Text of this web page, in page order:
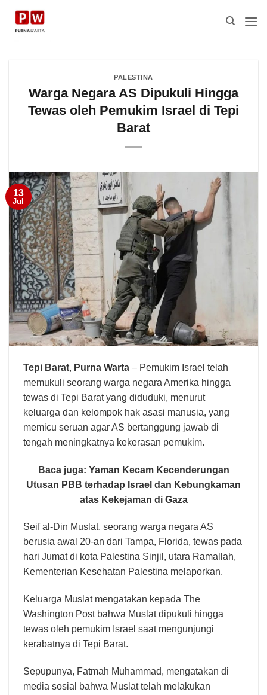
PALESTINA
Warga Negara AS Dipukuli Hingga
Tewas oleh Pemukim Israel di Tepi
Barat
13
Jul
Tepi Barat, Purna Warta – Pemukim Israel telah
memukuli seorang warga negara Amerika hingga
tewas di Tepi Barat yang diduduki, menurut
keluarga dan kelompok hak asasi manusia, yang
memicu seruan agar AS bertanggung jawab di
tengah meningkatnya kekerasan pemukim.
Baca juga: Yaman Kecam Kecenderungan
Utusan PBB terhadap Israel dan Kebungkaman
atas Kekejaman di Gaza
Seif al-Din Muslat, seorang warga negara AS
berusia awal 20-an dari Tampa, Florida, tewas pada
hari Jumat di kota Palestina Sinjil, utara Ramallah,
Kementerian Kesehatan Palestina melaporkan.
Keluarga Muslat mengatakan kepada The
Washington Post bahwa Muslat dipukuli hingga
tewas oleh pemukim Israel saat mengunjungi
kerabatnya di Tepi Barat.
Sepupunya, Fatmah Muhammad, mengatakan di
media sosial bahwa Muslat telah melakukan